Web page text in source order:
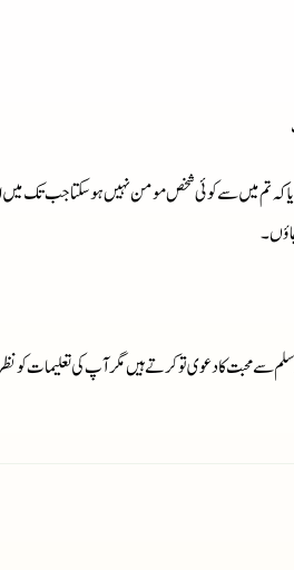
کہ تم میں سے کوئی شخص مومن نہیں ہو سکتا
سے محبت کا دعوی تو کرتے ہیں مگر آپ کی تعلیمات کو